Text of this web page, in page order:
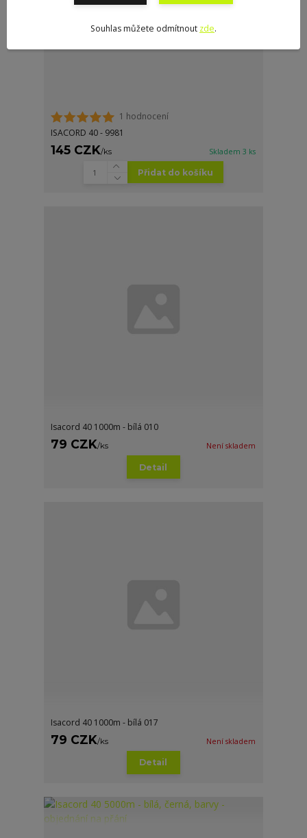
1 hodnocení
ISACORD 40 - 9981
145 CZK/ks Skladem 3 ks
Přidat do košíku
Isacord 40 1000m - bílá 010
79 CZK/ks Není skladem
Detail
Isacord 40 1000m - bílá 017
79 CZK/ks Není skladem
Detail
Souhlas můžete odmítnout zde.